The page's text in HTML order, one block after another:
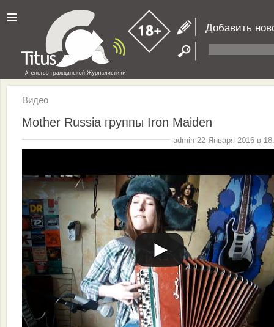
≡ Добавить
Видео
Mother Russia группы Iron Maiden
admin 22 Января 2016 в